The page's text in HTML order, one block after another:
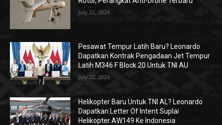
July 22, 2026
Pesawat Tempur Latih Baru? Leonardo
Dapatkan Kontrak Pengadaan Jet Tempur
Latih M346 F Block 20 Untuk TNI AU
July 22, 2026
Helikopter Baru Untuk TNI AL? Leonardo
Dapatkan Letter Of Intent Suplai
Helikopter AW149 Ke Indonesia